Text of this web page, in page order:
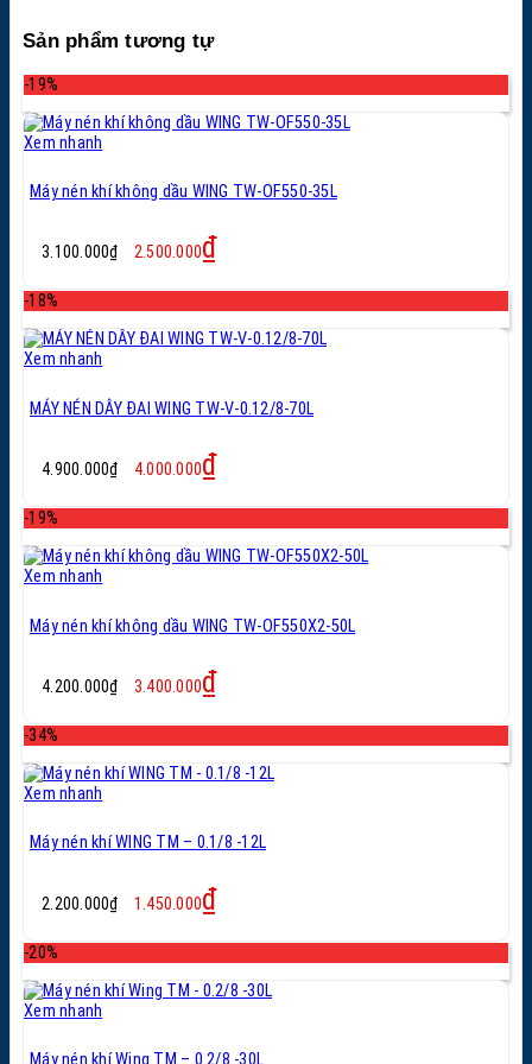
Sản phẩm tương tự
-19%
Xem nhanh
Máy nén khí không dầu WING TW-OF550-35L
3.100.000₫
Giá
gốc
2.500.000₫
-18%
Xem nhanh
MÁY NÉN DÂY ĐAI WING TW-V-0.12/8-70L
4.900.000₫
Giá
gốc
4.000.000₫
-19%
Xem nhanh
Máy nén khí không dầu WING TW-OF550X2-50L
4.200.000₫
Giá
gốc
3.400.000₫
-34%
Xem nhanh
Máy nén khí WING TM – 0.1/8 -12L
2.200.000₫
Giá
gốc
1.450.000₫
-20%
Xem nhanh